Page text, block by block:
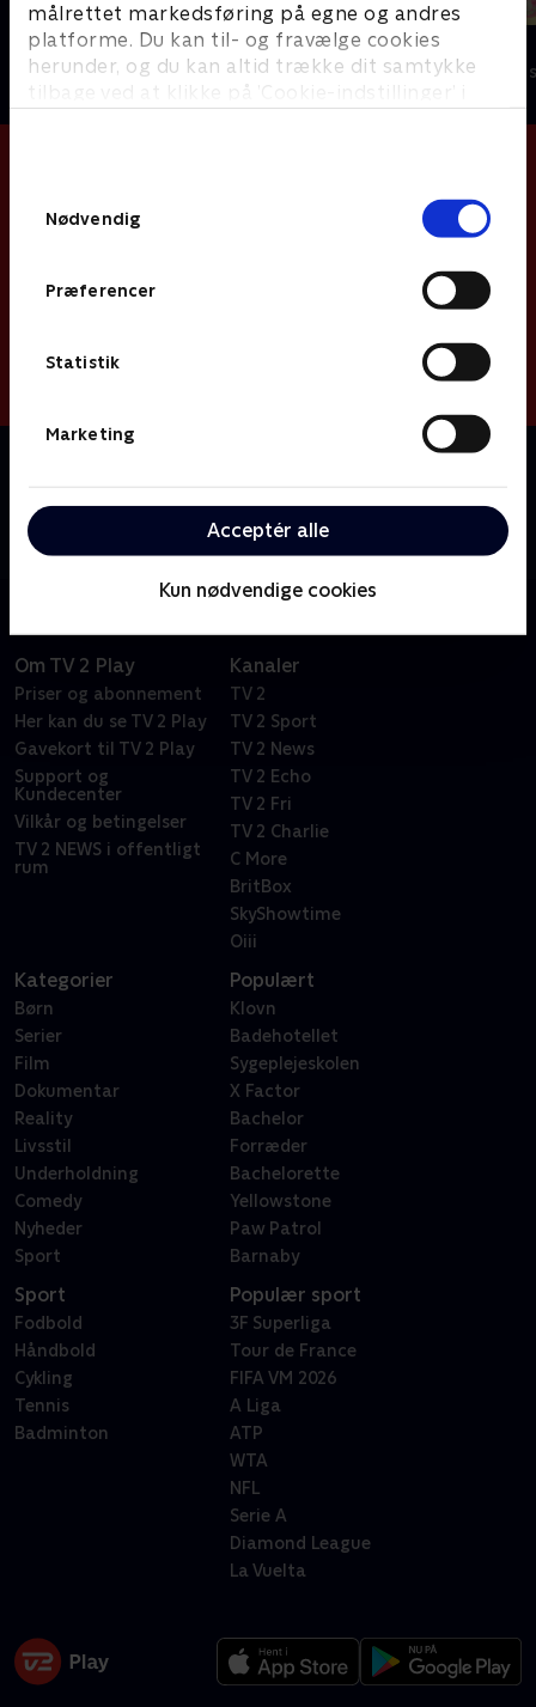
målrettet markedsføring på egne og andres
platforme. Du kan til- og fravælge cookies
herunder, og du kan altid trække dit samtykke
tilbage ved at klikke på ’Cookie-indstillinger’ i
Nødvendig
Præferencer
Statistik
Marketing
Acceptér alle
Kun nødvendige cookies
Miniteve: Maskiner
Børneserier • 1 sæsoner
Cocomelon
Børneserier • 1
alderen 1-4 år. Filmene er enkle, lærerige og
underholdende.
Om TV 2 Play
Priser og abonnement
Her kan du se TV 2 Play
Gavekort til TV 2 Play
Support og
Kundecenter
Vilkår og betingelser
TV 2 NEWS i offentligt
rum
Kanaler
TV 2
TV 2 Sport
TV 2 News
TV 2 Echo
TV 2 Fri
TV 2 Charlie
C More
BritBox
SkyShowtime
Oiii
Kategorier
Børn
Serier
Film
Dokumentar
Reality
Livsstil
Underholdning
Comedy
Nyheder
Sport
Populært
Klovn
Badehotellet
Sygeplejeskolen
X Factor
Bachelor
Forræder
Bachelorette
Yellowstone
Paw Patrol
Barnaby
Sport
Fodbold
Håndbold
Cykling
Tennis
Badminton
Populær sport
3F Superliga
Tour de France
FIFA VM 2026
A Liga
ATP
WTA
NFL
Serie A
Diamond League
La Vuelta